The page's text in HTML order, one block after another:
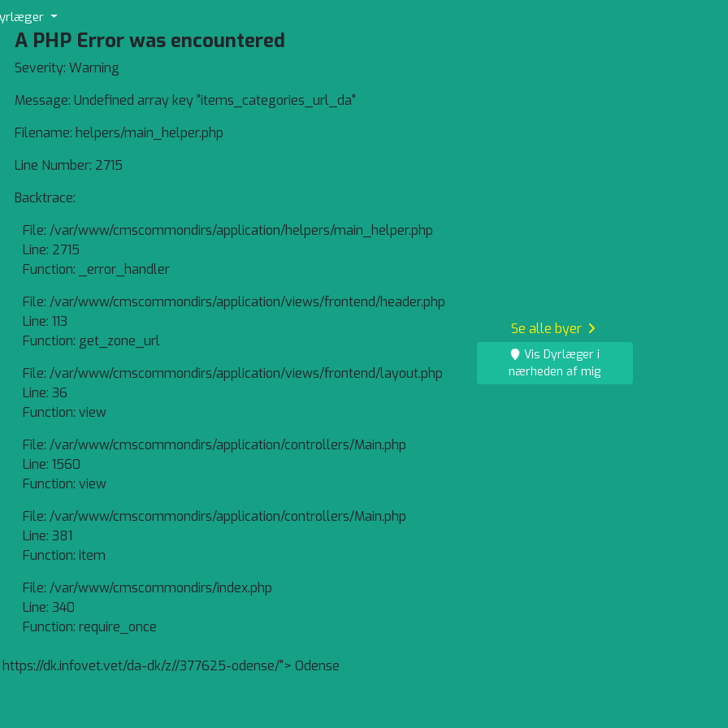
A PHP Error was encountered
Severity: Warning
Message: Undefined array key "items_categories_url_da"
Filename: helpers/main_helper.php
Line Number: 2715
Backtrace:
File: /var/www/cmscommondirs/application/helpers/main_helper.php
Line: 2715
Function: _error_handler
File: /var/www/cmscommondirs/application/views/frontend/header.php
Line: 113
Function: get_zone_url
File: /var/www/cmscommondirs/application/views/frontend/layout.php
Line: 36
Function: view
File: /var/www/cmscommondirs/application/controllers/Main.php
Line: 1560
Function: view
File: /var/www/cmscommondirs/application/controllers/Main.php
Line: 381
Function: item
File: /var/www/cmscommondirs/index.php
Line: 340
Function: require_once
https://dk.infovet.vet/da-dk/z//377625-odense/"> Odense
Se alle byer
Vis Dyrlæger i
nærheden af mig